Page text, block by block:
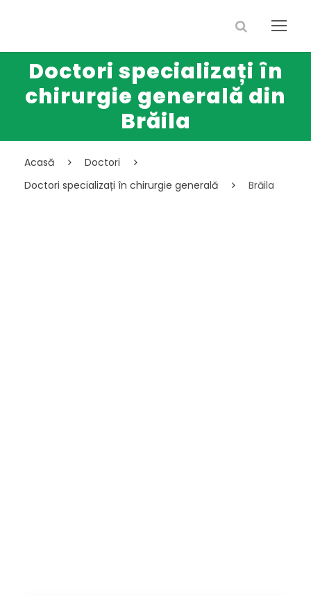
Doctori specializați în
chirurgie generală din
Brăila
Acasă
Doctori
Doctori specializați în chirurgie generală
Brăila